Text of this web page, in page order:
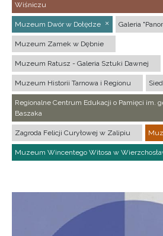
Wiśniczu
Muzeum Dwór w Dołędze Galeria
Muzeum Zamek w Dębnie
Muzeum Ratusz - Galeria Sztuki Dawnej
Muzeum Historii Tarnowa i Regionu
Regionalne Centrum Edukacji o Pamięci im.
Baszaka
Zagroda Felicji Curyłowej w Zalipiu
Muzeum Wincentego Witosa w